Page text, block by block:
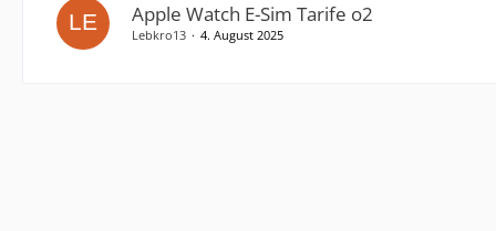
Apple Watch E-Sim Tarife o2
Lebkro13 4. August 2025